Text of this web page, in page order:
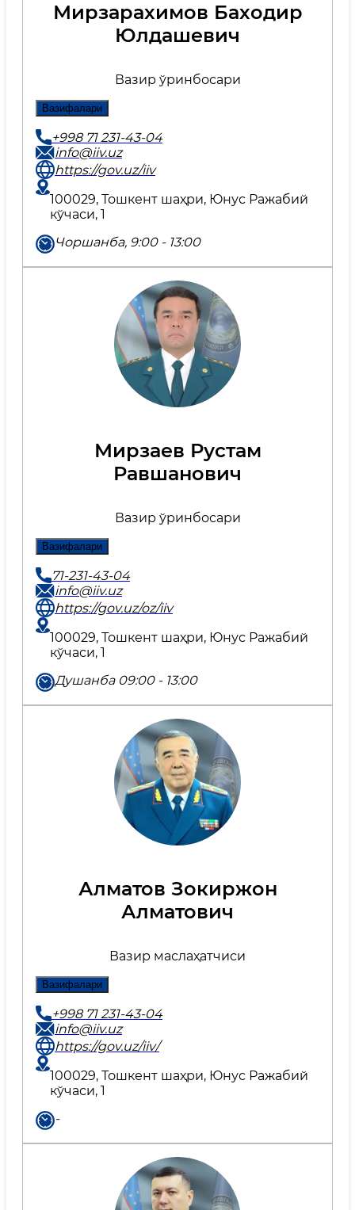
Мирзарахимов Баходир
Юлдашевич
Вазир ўринбосари
Вазифалари
+998 71 231-43-04
info@iiv.uz
https://gov.uz/iiv
100029, Тошкент шаҳри, Юнус Ражабий
кўчаси, 1
Чоршанба, 9:00 - 13:00
Мирзаев Рустам
Равшанович
Вазир ўринбосари
Вазифалари
71-231-43-04
info@iiv.uz
https://gov.uz/oz/iiv
100029, Тошкент шаҳри, Юнус Ражабий
кўчаси, 1
Душанба 09:00 - 13:00
Алматов Зокиржон
Алматович
Вазир маслаҳатчиси
Вазифалари
+998 71 231-43-04
info@iiv.uz
https://gov.uz/iiv/
100029, Тошкент шаҳри, Юнус Ражабий
кўчаси, 1
-